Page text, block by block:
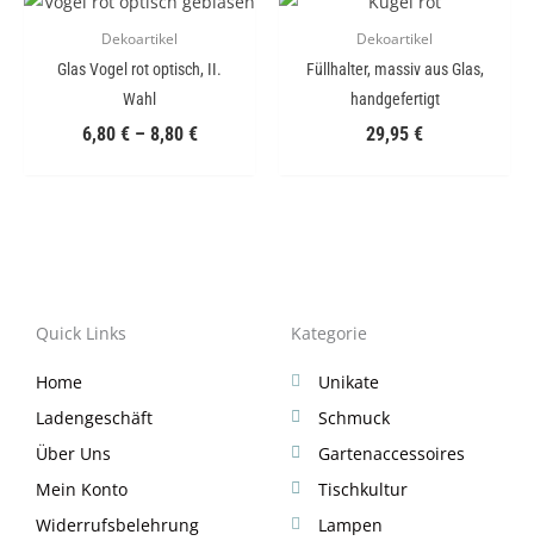
Dekoartikel
Glas Vogel rot optisch, II.
Wahl
6,80 €– 8,80 €
Dekoartikel
Füllhalter, massiv aus Glas,
handgefertigt
29,95 €
Quick Links
Home
Ladengeschäft
Über Uns
Mein Konto
Widerrufsbelehrung
Kategorie
Unikate
Schmuck
Gartenaccessoires
Tischkultur
Lampen